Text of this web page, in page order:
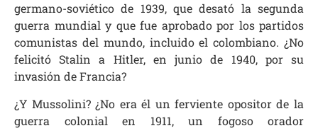
germano-soviético de 1939, que desató la segunda
guerra mundial y que fue aprobado por los partidos
comunistas del mundo, incluido el colombiano. ¿No
felicitó Stalin a Hitler, en junio de 1940, por su
invasión de Francia?
¿Y Mussolini? ¿No era él un ferviente opositor de la
guerra colonial en 1911, un fogoso orador